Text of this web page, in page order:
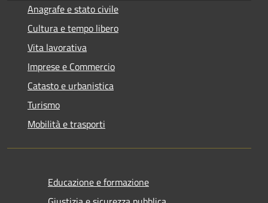
Anagrafe e stato civile
Cultura e tempo libero
Vita lavorativa
Imprese e Commercio
Catasto e urbanistica
Turismo
Mobilità e trasporti
Educazione e formazione